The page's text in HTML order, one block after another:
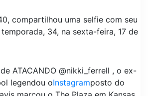
compartilhou uma selfie com seu
34, na sexta-feira, 17 de
ATACANDO @nikki_ferrell , o ex-
legendou oInstagramposto do